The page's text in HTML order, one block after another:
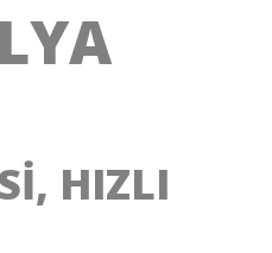
HIZLI